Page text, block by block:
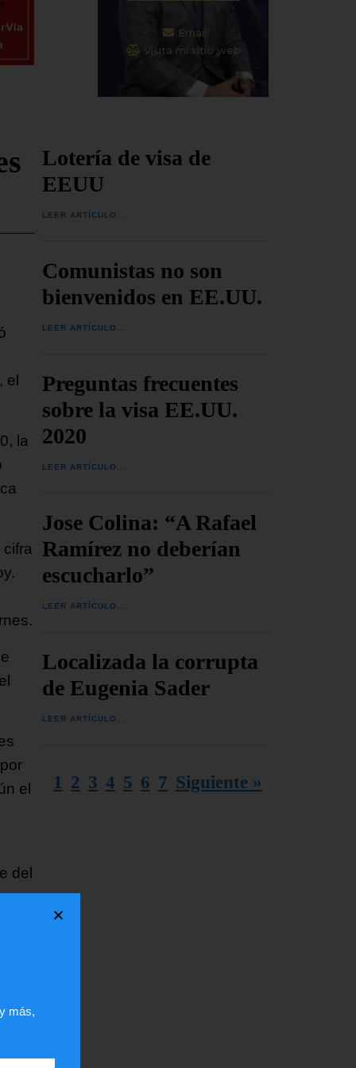
el
la
el
del
Email
Visita mi sitio web
Lotería de visa de
EEUU
LEER ARTÍCULO...
Comunistas no son
bienvenidos en EE.UU.
LEER ARTÍCULO...
Preguntas frecuentes
sobre la visa EE.UU.
2020
LEER ARTÍCULO...
Jose Colina: “A Rafael
Ramírez no deberían
escucharlo”
LEER ARTÍCULO...
Localizada la corrupta
de Eugenia Sader
LEER ARTÍCULO...
1 2 3 4 5 6 7 Siguiente »
más,